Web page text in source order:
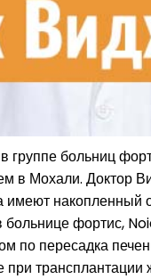
группе больниц
в Мохали. Доктор
имеют
больнице фортис,
по пересадка
трансплантации